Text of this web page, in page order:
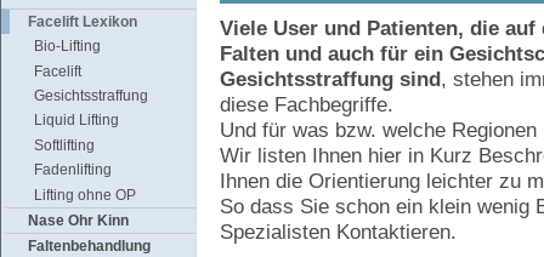
Facelift Lexikon
Bio-Lifting
Facelift
Gesichtsstraffung
Liquid Lifting
Softlifting
Fadenlifting
Lifting ohne OP
Nase Ohr Kinn
Faltenbehandlung
Viele User und Patienten, die
Falten und auch für ein
Gesichtsstraffung sind, stehen
diese Fachbegriffe.
Und für was bzw. welche
Wir listen Ihnen hier in Kurz
Ihnen die Orientierung leichter zu
So dass Sie schon ein klein wenig
Spezialisten Kontaktieren.